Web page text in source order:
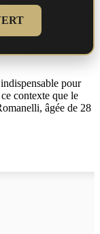
pour
contexte que le
âgée de 28